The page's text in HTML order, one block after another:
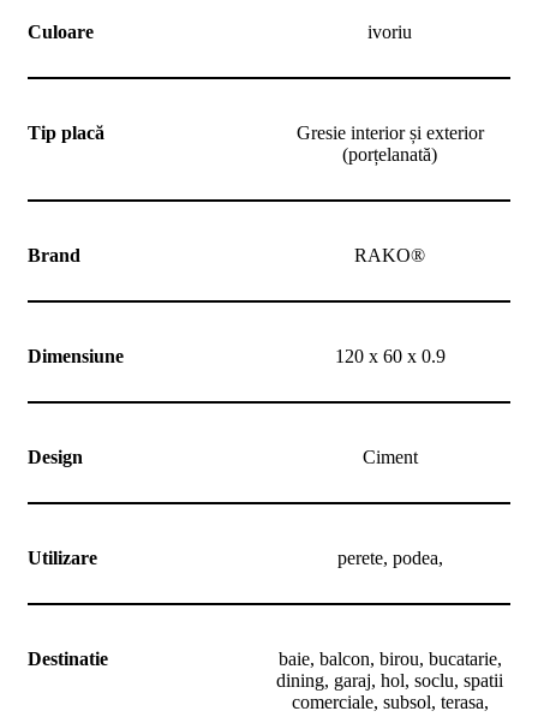
Culoare ivoriu
Tip placă
Gresie interior și exterior
(porțelanată)
Brand RAKO®
Dimensiune 120 x 60 x 0.9
Design Ciment
Utilizare perete, podea,
Destinatie
baie, balcon, birou, bucatarie,
dining, garaj, hol, soclu, spatii
comerciale, subsol, terasa,